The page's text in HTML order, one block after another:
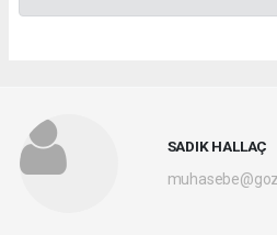
SADIK HALLAÇ